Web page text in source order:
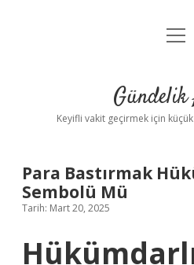
Anasayfa
Yasal
Keyifli vakit geçirmek için
Para Bastırmak
Sembolü Mü
Tarih: Mart 20, 2025